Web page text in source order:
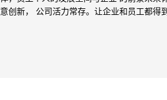
新， 公司活力常存。让企业和员工都得